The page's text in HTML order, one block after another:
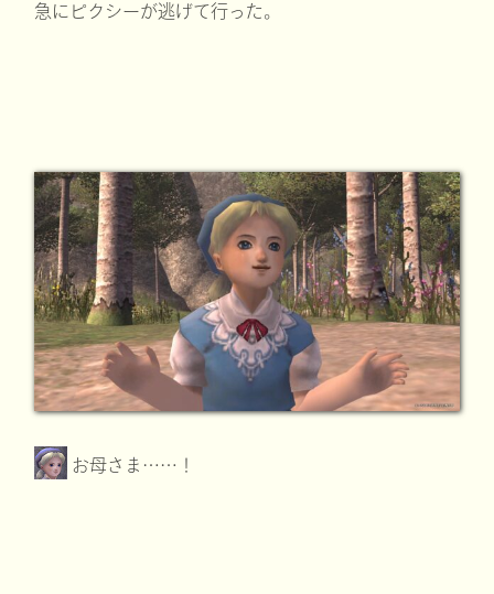
急にピクシーが逃げて行った。
お母さま……！